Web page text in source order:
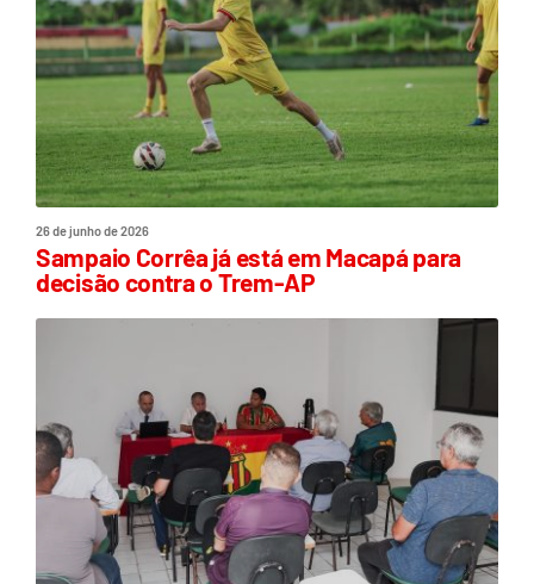
26 de junho de 2026
Sampaio Corrêa já está em Macapá para
decisão contra o Trem-AP